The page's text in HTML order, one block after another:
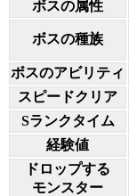
ボスの属性
ボスの種族
ボスのアビリティ
スピードクリア
Sランクタイム
経験値
ドロップする
モンスター